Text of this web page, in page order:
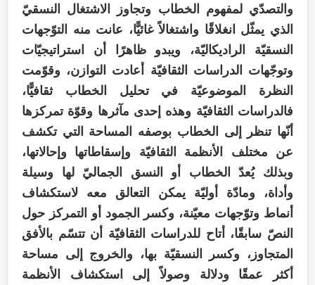
والتصدّي لمفهوم الخطاب وتجاوز الاشتغال النسقيّ
الذي يمثّل انغلاقًا واشتغالاً غائيًّا، عانت منه التوّجهات
النسقيّة الراديكاليّة، ويبدو ظاهرًا أن استراتيجيّات
وتوجّهات الدراسات الثقافيّة أعادت التوازن، وقوّمت
النظرة الموضوعيّة في تحليل الخطاب ثقافيًّا،
فالدراسات الثقافيّة وهذه إحدى مآثرها وقوّة تمركزها
أنّها تنظر إلى الخطاب بوصفه المساحة التي تكشف
عن مختلف الأنظمة الثقافيّة وإسقاطاتها وإحالاتها،
وبذلك يُعدّ الخطاب أو النسق الجماليّ لها وسيلة
وأداة، ومادّة أوليّة يمكن التعالق معه لاستكشاف
أنماط وتوّجهات معيّنة، وكسر الجمود أو التمركز حول
النصّ سابقًا، أتاح للدراسات الثقافيّة أن تتسّم بالأفق
المتجاوز، وكسر النسقيّة بها، والخروج إلى مساحة
أكثر عمقًا ودلالة وصولاً إلى استكشاف الأنظمة